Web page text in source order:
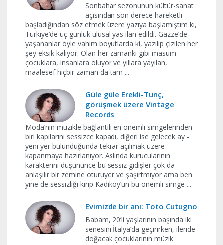
Sonbahar sezonunun kültür-sanat
açısından son derece hareketli
başladığından söz etmek üzere yazıya başlamıştım ki,
Türkiye’de üç günlük ulusal yas ilan edildi. Gazze’de
yaşananlar öyle vahim boyutlarda ki, yazılıp çizilen her
şey eksik kalıyor. Olan her zamanki gibi masum
çocuklara, insanlara oluyor ve yıllara yayılan,
maalesef hiçbir zaman da tam ...
Güle güle Erekli-Tunç,
görüşmek üzere Vintage
Records
Moda’nın müzikle bağlantılı en önemli simgelerinden
biri kapılarını sessizce kapadı, diğeri ise gelecek ay -
yeni yer bulunduğunda tekrar açılmak üzere-
kapanmaya hazırlanıyor. Aslında kurucularının
karakterini düşününce bu sessiz gidişler çok da
anlaşılır bir zemine oturuyor ve şaşırtmıyor ama ben
yine de sessizliği kırıp Kadıköy’ün bu önemli simge ...
Evimizde bir anı: Toto Cutugno
Babam, 20’li yaşlarının başında iki
senesini İtalya’da geçirirken, ileride
doğacak çocuklarının müzik